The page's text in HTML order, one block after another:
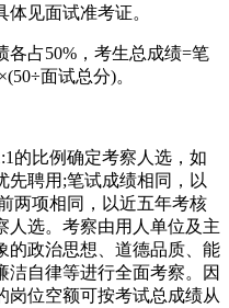
见面试准考证。
占50%，考生总成绩=笔
面试总分)。
比例确定考察人选，如
先聘用;笔试成绩相同，以
两项相同，以近五年考核
人选。考察由用人单位及主
的政治思想、道德品质、能
洁自律等进行全面考察。因
岗位空额可按考试总成绩从